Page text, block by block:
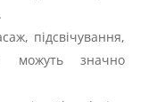
підсвічування,
можуть значно